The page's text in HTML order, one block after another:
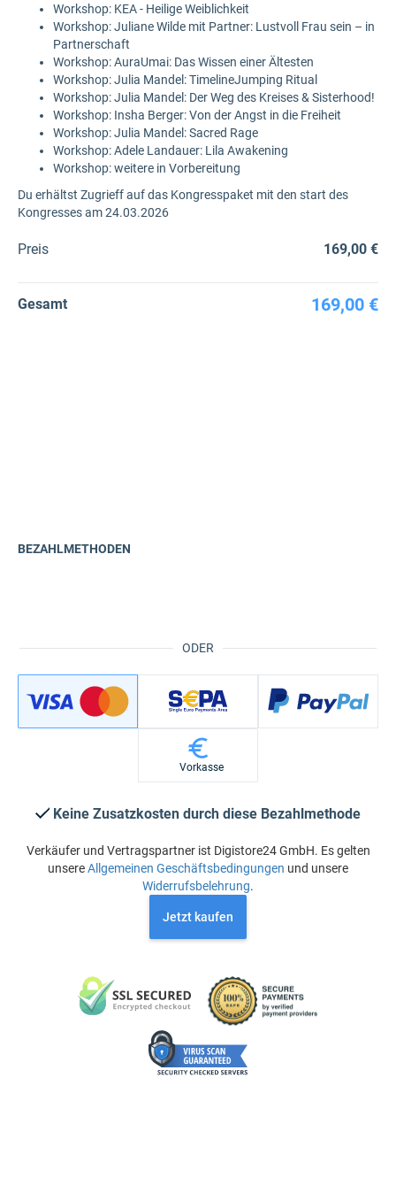
Workshop: KEA - Heilige Weiblichkeit
Workshop: Juliane Wilde mit Partner: Lustvoll Frau sein – in
Partnerschaft
Workshop: AuraUmai: Das Wissen einer Ältesten
Workshop: Julia Mandel: TimelineJumping Ritual
Workshop: Julia Mandel: Der Weg des Kreises & Sisterhood!
Workshop: Insha Berger: Von der Angst in die Freiheit
Workshop: Julia Mandel: Sacred Rage
Workshop: Adele Landauer: Lila Awakening
Workshop: weitere in Vorbereitung
Du erhältst Zugrieff auf das Kongresspaket mit den start des
Kongresses am 24.03.2026
Preis 169,00 €
Gesamt 169,00 €
ODER
BEZAHLMETHODEN
Vorkasse
Keine Zusatzkosten durch diese Bezahlmethode
Verkäufer und Vertragspartner ist Digistore24 GmbH. Es gelten
unsereAllgemeinen Geschäftsbedingungen und unsere
Widerrufsbelehrung.
Jetzt kaufen